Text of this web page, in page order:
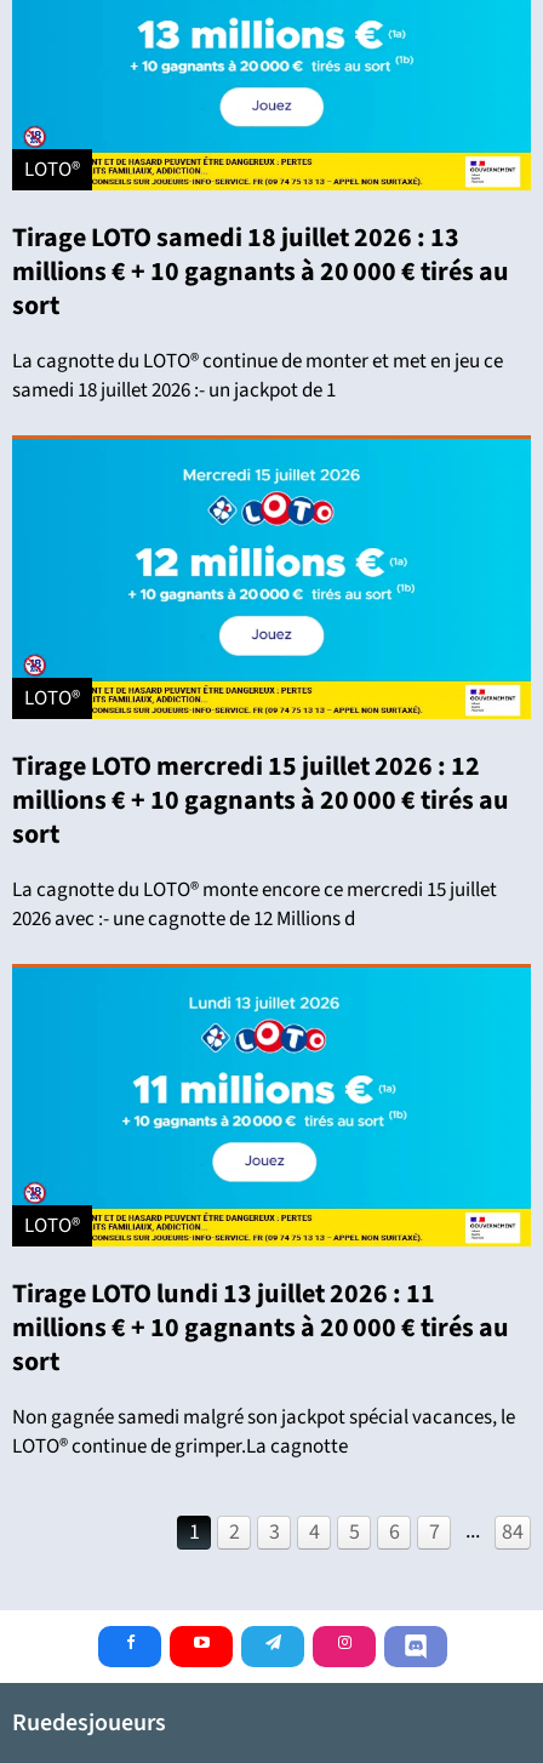
LOTO®
Tirage LOTO samedi 18 juillet 2026 : 13
millions € + 10 gagnants à 20 000 € tirés au
sort
La cagnotte du LOTO® continue de monter et met en jeu ce
samedi 18 juillet 2026 :- un jackpot de 1
LOTO®
Tirage LOTO mercredi 15 juillet 2026 : 12
millions € + 10 gagnants à 20 000 € tirés au
sort
La cagnotte du LOTO® monte encore ce mercredi 15 juillet
2026 avec :- une cagnotte de 12 Millions d
LOTO®
Tirage LOTO lundi 13 juillet 2026 : 11
millions € + 10 gagnants à 20 000 € tirés au
sort
Non gagnée samedi malgré son jackpot spécial vacances, le
LOTO® continue de grimper.La cagnotte
1 2 3 4 5 6 7 ... 84
Ruedesjoueurs